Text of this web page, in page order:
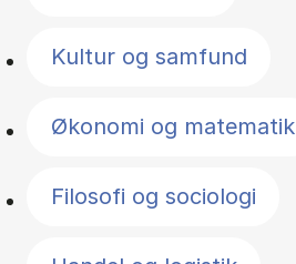
Kultur og samfund
Økonomi og matematik
Filosofi og sociologi